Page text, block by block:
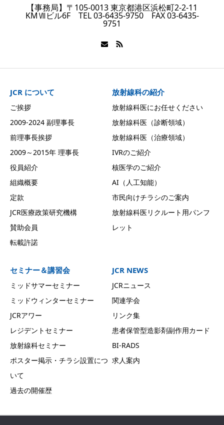
【事務局】〒105-0013 東京都港区浜松町2-2-11
KMⅦビル6F TEL 03-6435-9750 FAX 03-6435-
9751
JCR について
ご挨拶
2009-2024 副理事長
前理事長挨拶
2009～2015年 理事長
役員紹介
組織概要
定款
JCR医療政策研究機構
賛助会員
転載許諾
放射線科の紹介
放射線科医にお任せください
放射線科医（診断領域）
放射線科医（治療領域）
IVRのご紹介
核医学のご紹介
AI（人工知能）
市民向けチラシのご案内
放射線科医リクルート用パンフ
レット
セミナー＆講習会
ミッドサマーセミナー
ミッドウィンターセミナー
JCRアワー
レジデントセミナー
放射線科セミナー
ポスター掲示・チラシ設置につ
いて
過去の開催歴
JCR NEWS
JCRニュース
関連学会
リンク集
患者保管型造影剤副作用カード
BI-RADS
求人案内